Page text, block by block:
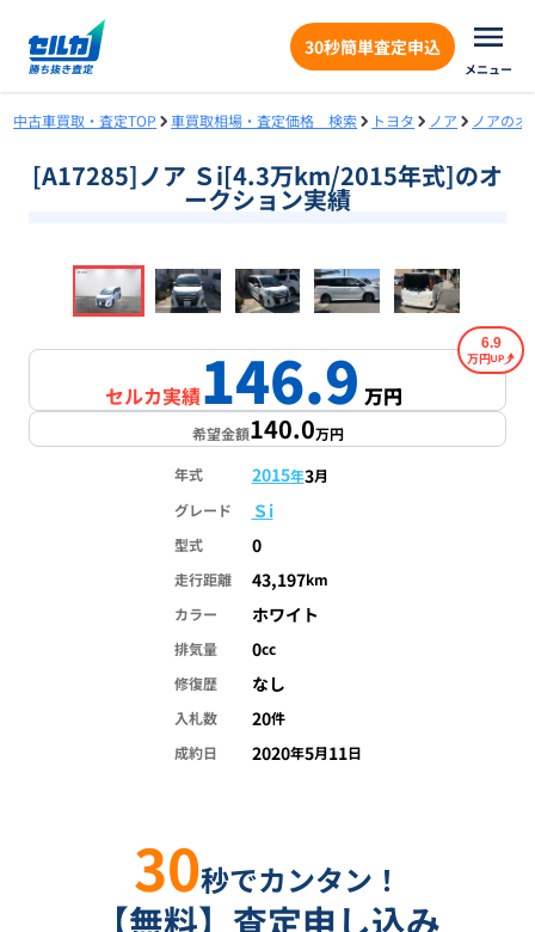
30秒簡単査定申込
メニュー
中古車買取・査定TOP 車買取相場・査定価格 検索 トヨタ ノア ノアの
[A17285]ノア Ｓi[4.3万km/2015年式]のオ
ークション実績
1/16
セルカ実績146.9万円
6.9
万円
希望金額140.0万円
年式 2015年3月
グレード
Ｓi
型式 0
走行距離 43,197km
カラー
ホワイト
排気量 0cc
修復歴
なし
入札数 20件
成約日
2020年5月11日
30秒でカンタン！
【無料】査定申し込み